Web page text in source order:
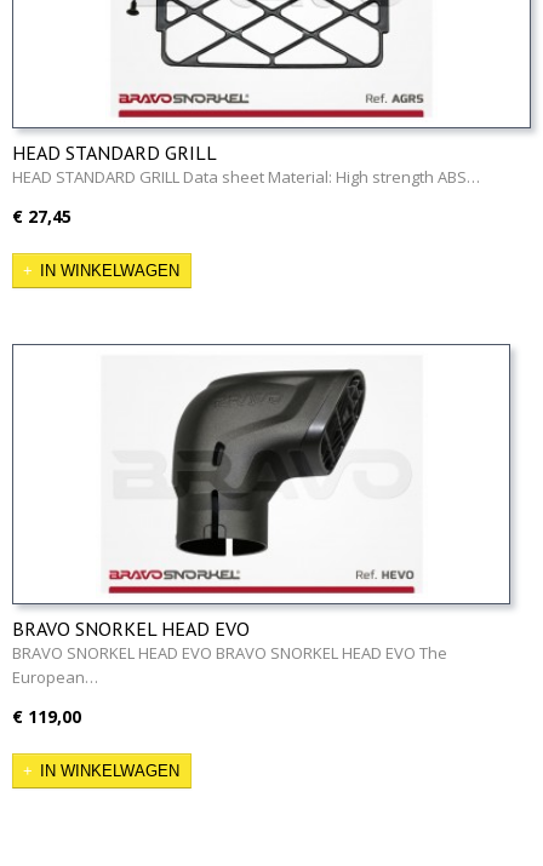
HEAD STANDARD GRILL
HEAD STANDARD GRILL Data sheet Material: High strength ABS…
€ 27,45
IN WINKELWAGEN
BRAVO SNORKEL HEAD EVO
BRAVO SNORKEL HEAD EVO BRAVO SNORKEL HEAD EVO The
European…
€ 119,00
IN WINKELWAGEN